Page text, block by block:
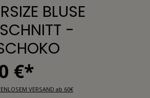
BLUSE
-
€*
VERSAND ab 60€